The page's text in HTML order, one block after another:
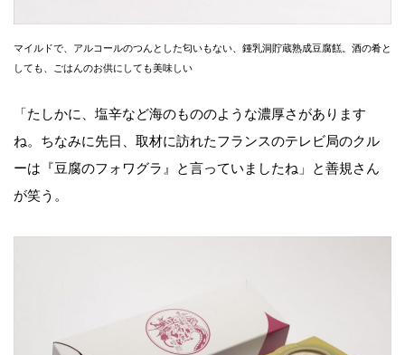
マイルドで、アルコールのつんとした匂いもない、鍾乳洞貯蔵熟成豆腐餻。酒の肴と
しても、ごはんのお供にしても美味しい
「たしかに、塩辛など海のもののような濃厚さがあります
ね。ちなみに先日、取材に訪れたフランスのテレビ局のクル
ーは『豆腐のフォワグラ』と言っていましたね」と善規さん
が笑う。